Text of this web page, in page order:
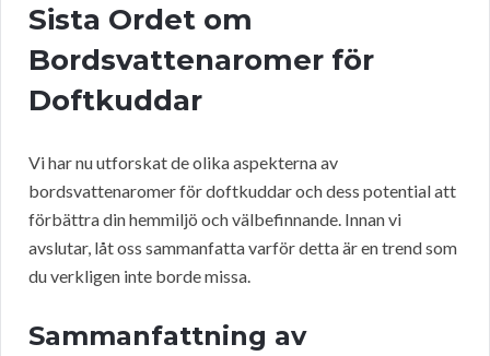
Sista Ordet om
Bordsvattenaromer för
Doftkuddar
Vi har nu utforskat de olika aspekterna av
bordsvattenaromer för doftkuddar och dess potential att
förbättra din hemmiljö och välbefinnande. Innan vi
avslutar, låt oss sammanfatta varför detta är en trend som
du verkligen inte borde missa.
Sammanfattning av